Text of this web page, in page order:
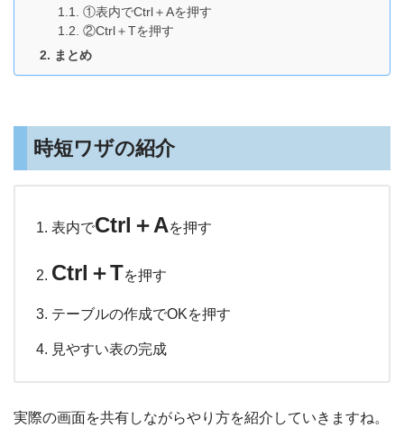
①表内でCtrl＋Aを押す
②Ctrl＋Tを押す
まとめ
時短ワザの紹介
表内でCtrl＋Aを押す
Ctrl＋Tを押す
テーブルの作成でOKを押す
見やすい表の完成
実際の画面を共有しながらやり方を紹介していきますね。